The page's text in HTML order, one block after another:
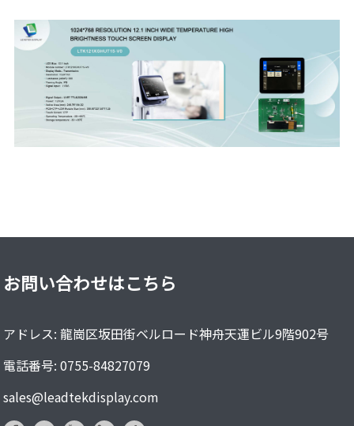
お問い合わせはこちら
アドレス: 龍崗区坂田街ベルロード神舟天運ビル9階902号
電話番号: 0755-84827079
sales@leadtekdisplay.com